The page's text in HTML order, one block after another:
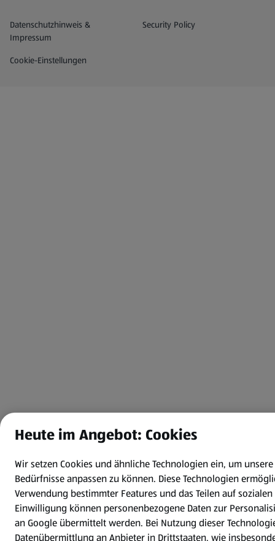
Datenschutz- und Richtlinienmenü
Datenschutzhinweis &
Impressum
Security Policy
(öffnet in einem neuen Tab)
Cookie-Einstellungen
Heute im Angebot: Cookies
Wir setzen Cookies und ähnliche Technologien ein, um
Bedürfnisse anpassen zu können. Diese Technologien
Verwendung bestimmter Features und das Teilen auf
Einwilligung können personenbezogene Daten zur
an Google übermittelt werden. Bei Nutzung dieser
Datenübermittlung an Anbieter in Drittstaaten, wie